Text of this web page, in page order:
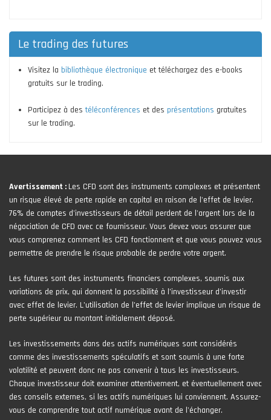
Le trading des futures
Visitez la bibliothèque électronique et téléchargez des e-books
gratuits sur le trading.
Participez à destéléconférences et des présentations gratuites
sur le trading.
Avertissement : Les CFD sont des instruments complexes et présentent
un risque élevé de perte rapide en capital en raison de l'effet de levier.
76% de comptes d'investisseurs de détail perdent de l'argent lors de la
négociation de CFD avec ce fournisseur. Vous devez vous assurer que
vous comprenez comment les CFD fonctionnent et que vous pouvez vous
permettre de prendre le risque probable de perdre votre argent.
Les futures sont des instruments financiers complexes, soumis aux
variations de prix, qui donnent la possibilité à l’investisseur d’investir
avec effet de levier. L’utilisation de l’effet de levier implique un risque de
perte supérieur au montant initialement déposé.
Les investissements dans des actifs numériques sont considérés
comme des investissements spéculatifs et sont soumis à une forte
volatilité et peuvent donc ne pas convenir à tous les investisseurs.
Chaque investisseur doit examiner attentivement, et éventuellement avec
des conseils externes, si les actifs numériques lui conviennent. Assurez-
vous de comprendre tout actif numérique avant de l'échanger.